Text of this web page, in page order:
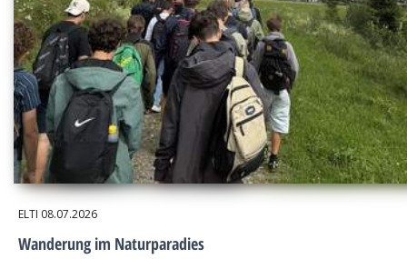
ELTI 08.07.2026
Wanderung im Naturparadies